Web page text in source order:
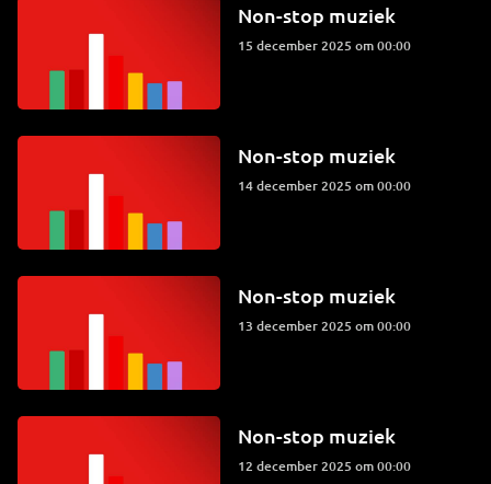
Non-stop muziek
15 december 2025 om 00:00
Non-stop muziek
14 december 2025 om 00:00
Non-stop muziek
13 december 2025 om 00:00
Non-stop muziek
12 december 2025 om 00:00